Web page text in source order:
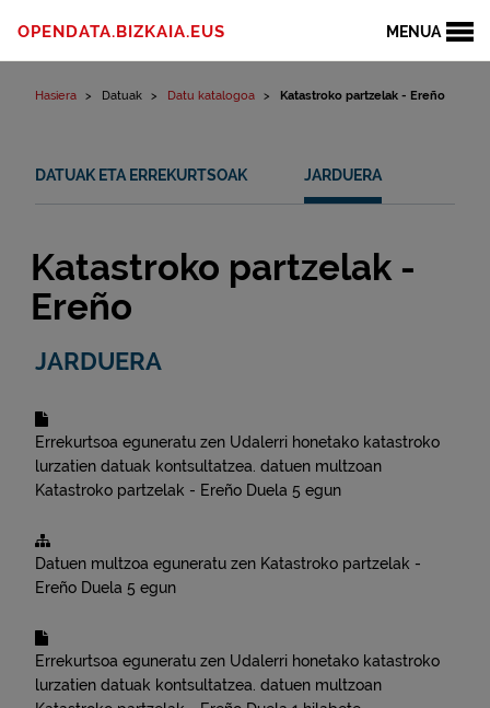
MENUA
OPENDATA.BIZKAIA.EUS
Hasiera Datuak Datu katalogoa Katastroko partzelak - Ereño
DATUAK ETA ERREKURTSOAK JARDUERA
Katastroko partzelak -
Ereño
JARDUERA
Errekurtsoa eguneratu zen Udalerri honetako katastroko
lurzatien datuak kontsultatzea. datuen multzoan
Katastroko partzelak - Ereño Duela 5 egun
Datuen multzoa eguneratu zen Katastroko partzelak -
Ereño Duela 5 egun
Errekurtsoa eguneratu zen Udalerri honetako katastroko
lurzatien datuak kontsultatzea. datuen multzoan